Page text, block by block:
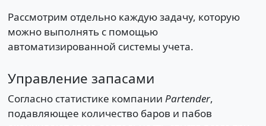
Рассмотрим отдельно каждую задачу, которую
можно выполнять с помощью
автоматизированной системы учета.
Управление запасами
Согласно статистике компании Partender,
подавляющее количество баров и пабов